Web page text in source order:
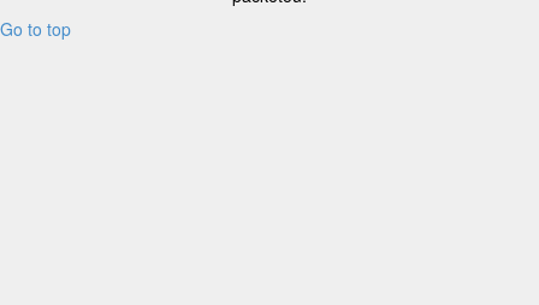
Go to top